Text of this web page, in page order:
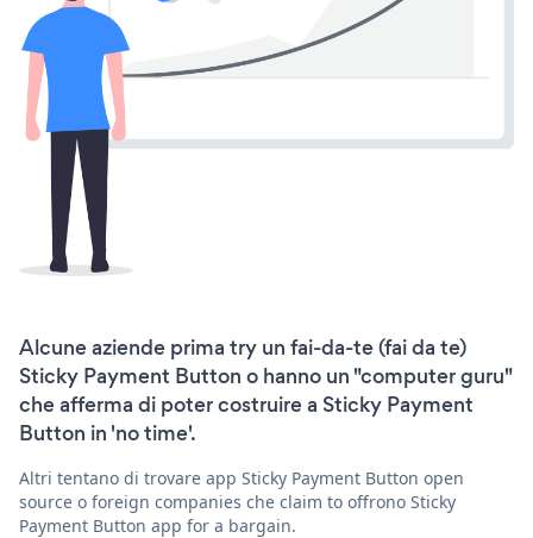
Alcune aziende prima try un fai-da-te (fai da te)
Sticky Payment Button o hanno un "computer guru"
che afferma di poter costruire a Sticky Payment
Button in 'no time'.
Altri tentano di trovare app Sticky Payment Button open
source o foreign companies che claim to offrono Sticky
Payment Button app for a bargain.